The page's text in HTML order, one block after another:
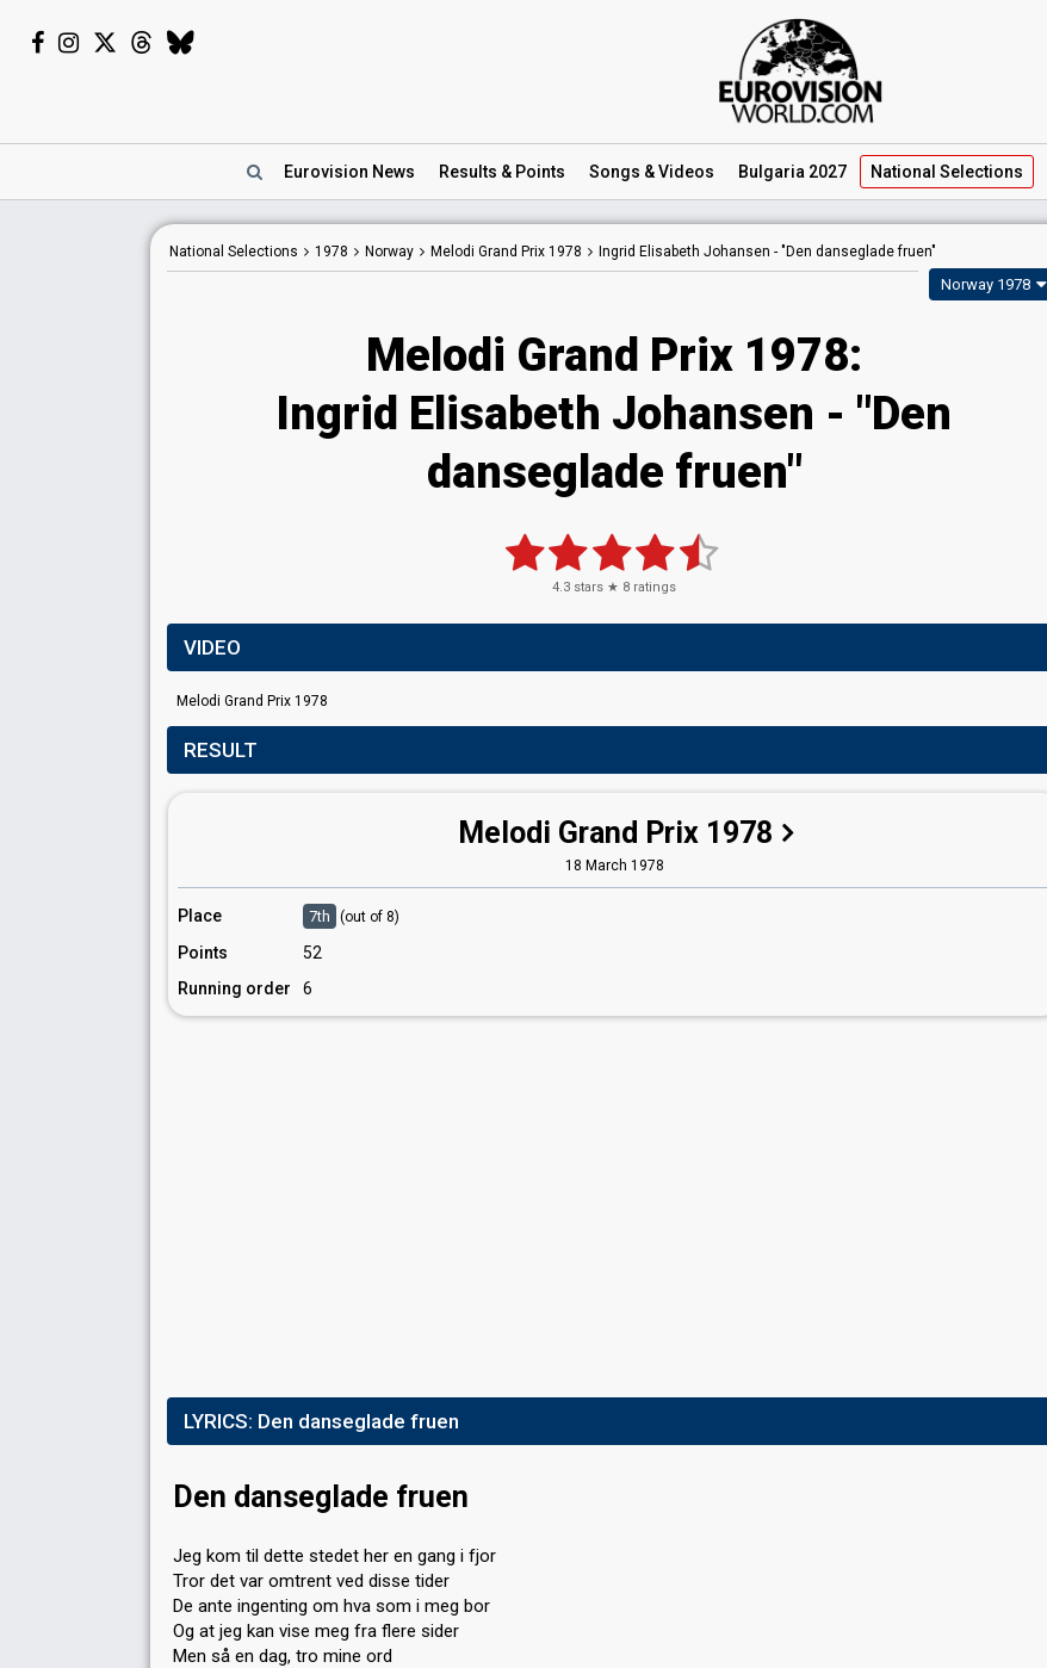
Eurovision News Results & Points Songs & Videos Bulgaria 2027 National Selections
National Selections 1978 Norway Melodi Grand Prix 1978 Ingrid Elisabeth Johansen - "Den danseglade fruen"
Norway 1978
Melodi Grand Prix 1978:
Ingrid Elisabeth Johansen - "Den
danseglade fruen"
4.3 stars ★ 8 ratings
VIDEO
Melodi Grand Prix 1978
RESULT
Melodi Grand Prix 1978
18 March 1978
Place 7th (out of 8)
Points
52
Running order
6
LYRICS: Den danseglade fruen
Den danseglade fruen
Jeg kom til dette stedet her en gang i fjor
Tror det var omtrent ved disse tider
De ante ingenting om hva som i meg bor
Og at jeg kan vise meg fra flere sider
Men så en dag, tro mine ord